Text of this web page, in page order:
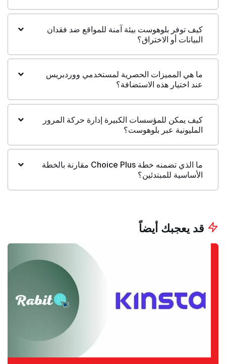
كيف توفر بلوهوست بيئة آمنة للمواقع ضد فقدان
البيانات أو الاختراق؟
ما هي المميزات الحصرية لمستخدمي ووردبريس
عند اختيار هذه الاستضافة؟
كيف يمكن للمؤسسات الكبيرة إدارة حركة المرور
المليونية عبر بلوهوست؟
ما الذي تضمنه خطة Choice Plus مقارنة بالخطة
الأساسية للمبتدئين؟
قد يعجبك أيضاً